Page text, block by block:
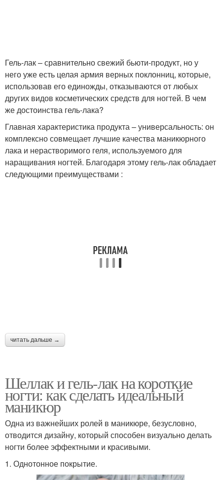
Топ для гель-лака Гель-лак с укреплением
Красно-черные ногти
Ногти в домашних
Биогель для ногтей
Голубые ногти
Гель-лак – сравнительно свежий бьюти-продукт, но у
него уже есть целая армия верных поклонниц, которые,
использовав его единожды, отказываются от любых
других видов косметических средств для ногтей. В чем
же достоинства гель-лака?
Главная характеристика продукта – универсальность: он
комплексно совмещает лучшие качества маникюрного
лака и нерастворимого геля, используемого для
наращивания ногтей. Благодаря этому гель-лак обладает
следующими преимуществами :
читать дальше →
Шеллак и гель-лак на короткие
ногти: как сделать идеальный
маникюр
Одна из важнейших ролей в маникюре, безусловно,
отводится дизайну, который способен визуально делать
ногти более эффектными и красивыми.
1. Однотонное покрытие.